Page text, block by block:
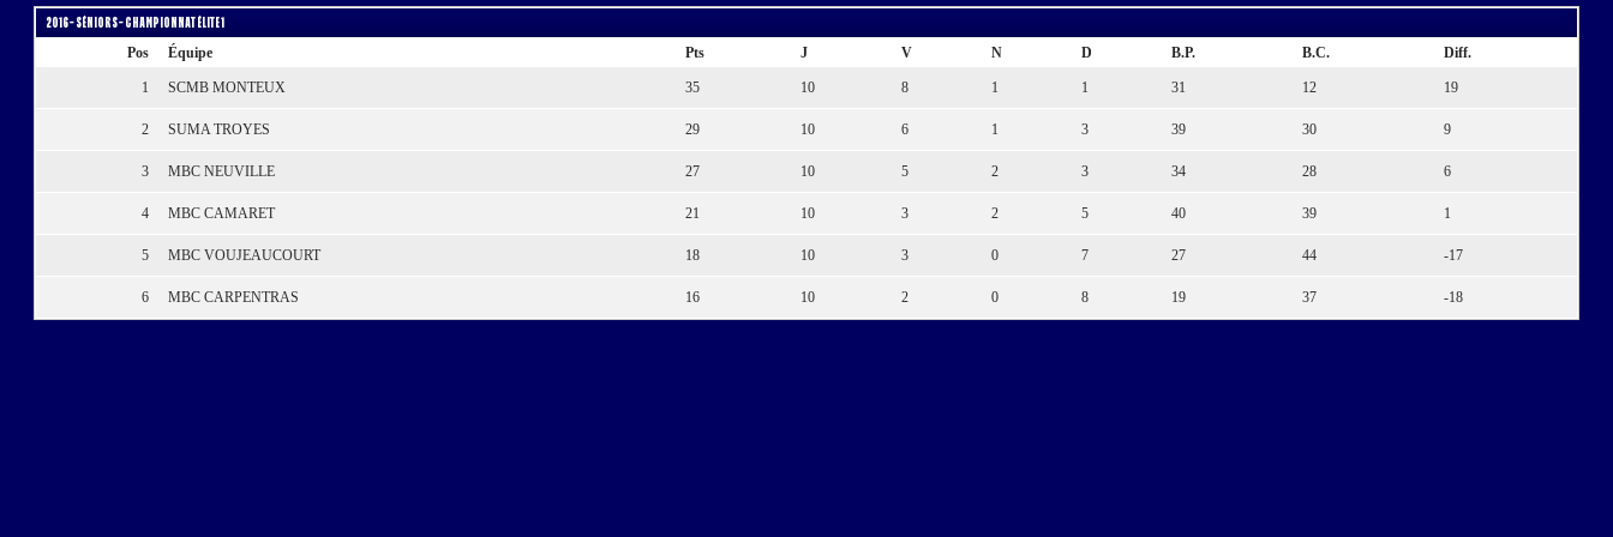
2016 – Séniors – Championnat Élite 1
Pos Équipe Pts J V N D B.P. B.C. Diff.
1 SCMB MONTEUX 35 10 8 1 1 31 12 19
2 SUMA TROYES 29 10 6 1 3 39 30 9
3 MBC NEUVILLE 27 10 5 2 3 34 28 6
4 MBC CAMARET 21 10 3 2 5 40 39 1
5 MBC VOUJEAUCOURT 18 10 3 0 7 27 44 -17
6 MBC CARPENTRAS 16 10 2 0 8 19 37 -18